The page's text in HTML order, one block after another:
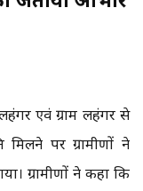
लहंगर एवं ग्राम लहंगर से
मिलने पर ग्रामीणों ने
ग्रामीणों ने कहा कि